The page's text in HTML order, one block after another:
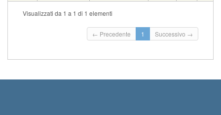
Tipo Data e ora Sede
Termine
Visualizzati da 1 a 1 di 1 elementi
← Precedente 1 Successivo →